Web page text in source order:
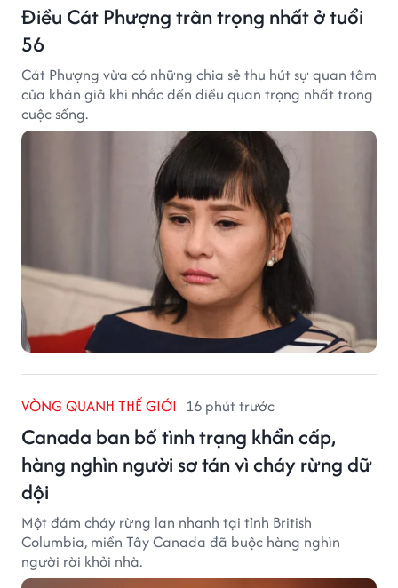
Điều Cát Phượng trân trọng nhất ở tuổi
56
Cát Phượng vừa có những chia sẻ thu hút sự quan tâm
của khán giả khi nhắc đến điều quan trọng nhất trong
cuộc sống.
VÒNG QUANH THẾ GIỚI 16 phút trước
Canada ban bố tình trạng khẩn cấp,
hàng nghìn người sơ tán vì cháy rừng dữ
dội
Một đám cháy rừng lan nhanh tại tỉnh British
Columbia, miền Tây Canada đã buộc hàng nghìn
người rời khỏi nhà.